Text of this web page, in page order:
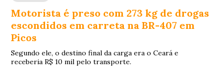
Motorista é preso com 273 kg de drogas
escondidos em carreta na BR-407 em
Picos
Segundo ele, o destino final da carga era o Ceará e
receberia R$ 10 mil pelo transporte.